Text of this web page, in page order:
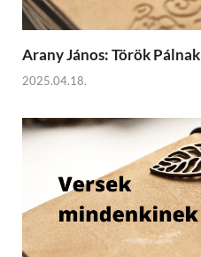
Arany János: Török Pálnak
2025.04.18.